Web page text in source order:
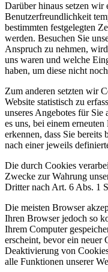
Darüber hinaus setzen
Benutzerfreundlichkeit
bestimmten festgelegten
werden. Besuchen Sie
Anspruch zu nehmen,
uns waren und welche
haben, um diese nicht
Zum anderen setzten wir
Website statistisch zu
unseres Angebotes für
es uns, bei einem
erkennen, dass Sie
nach einer jeweils
Die durch Cookies
Zwecke zur Wahrung
Dritter nach Art. 6 Abs. 1
Die meisten Browser
Ihren Browser jedoch so
Ihrem Computer
erscheint, bevor ein
Deaktivierung von
alle Funktionen unserer